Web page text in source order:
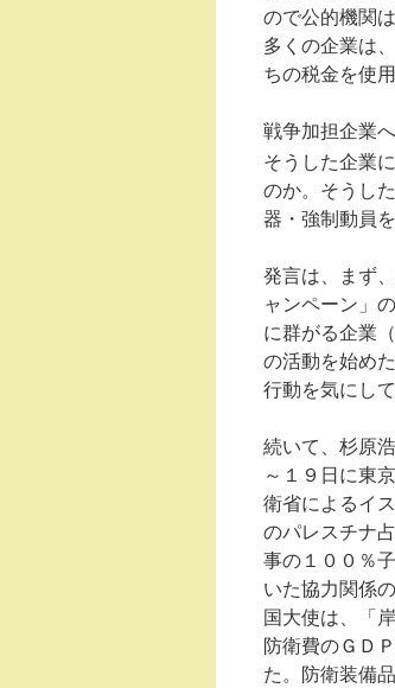
ので公的機関
多くの企業は
ちの税金を使
戦争加担企業
そうした企業
のか。そうし
器・強制動員
発言は、まず
ャンペーン」
に群がる企業
の活動を始め
行動を気にし
続いて、杉原
～１９日に東
衛省によるイ
のパレスチナ
事の１００％
いた協力関係
国大使は、「
防衛費のＧＤ
た。防衛装備